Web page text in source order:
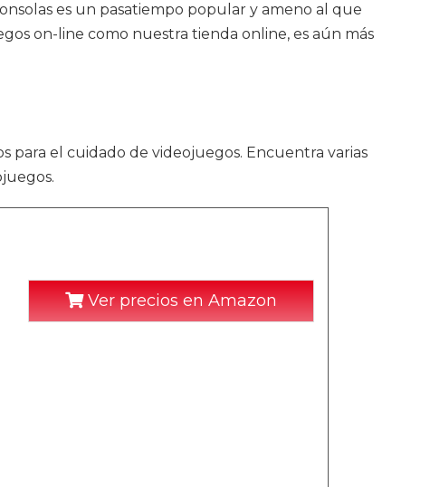
es un pasatiempo popular y ameno al que
on-line como nuestra tienda online, es aún más
para el cuidado de videojuegos. Encuentra varias
Ver precios en Amazon